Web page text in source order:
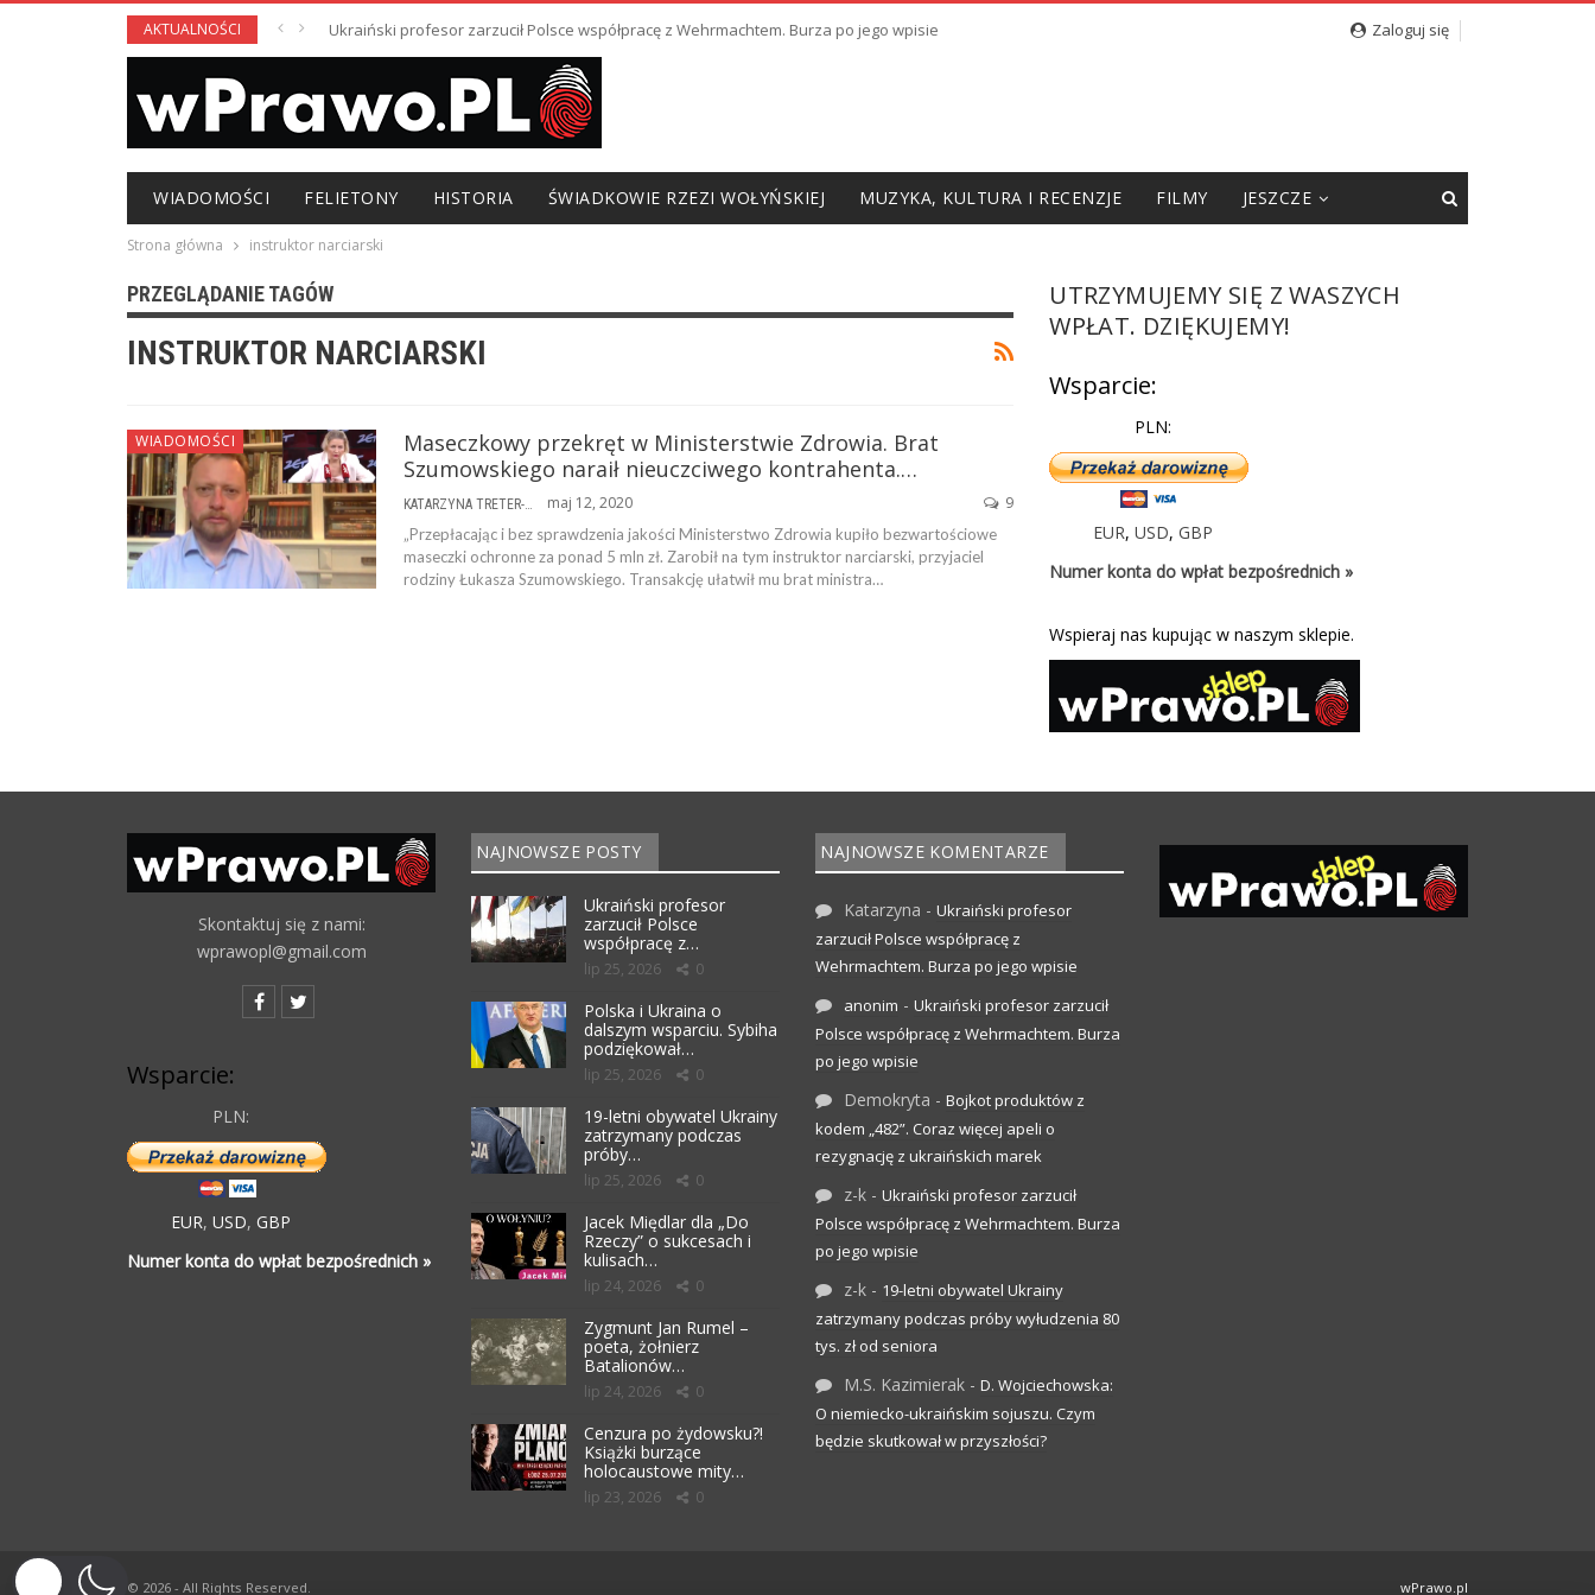
AKTUALNOŚCI Ukraiński profesor zarzucił Polsce współpracę z Wehrmachtem. Burza po jego wpisie Zaloguj się
WIADOMOŚCI FELIETONY HISTORIA ŚWIADKOWIE RZEZI WOŁYŃSKIEJ MUZYKA, KULTURA I RECENZJE FILMY JESZCZE
Strona główna instruktor narciarski
PRZEGLĄDANIE TAGÓW
INSTRUKTOR NARCIARSKI
WIADOMOŚCI
Maseczkowy przekręt w Ministerstwie Zdrowia. Brat
Szumowskiego naraił nieuczciwego kontrahenta.…
maj 12, 2020 9
„Przepłacając i bez sprawdzenia jakości Ministerstwo Zdrowia kupiło bezwartościowe
maseczki ochronne za ponad 5 mln zł. Zarobił na tym instruktor narciarski, przyjaciel
rodziny Łukasza Szumowskiego. Transakcję ułatwił mu brat ministra…
UTRZYMUJEMY SIĘ Z WASZYCH
WPŁAT. DZIĘKUJEMY!
Wsparcie:
PLN:
EUR,USD,GBP
Numer konta do wpłat bezpośrednich »
Wspieraj nas kupując w naszym sklepie.
Skontaktuj się z nami:
wprawopl@gmail.com
Wsparcie:
PLN:
EUR, USD, GBP
Numer konta do wpłat bezpośrednich »
NAJNOWSZE POSTY
Ukraiński profesor
zarzucił Polsce
współpracę z…
lip 25, 2026 0
Polska i Ukraina o
dalszym wsparciu. Sybiha
podziękował…
lip 25, 2026 0
19-letni obywatel Ukrainy
zatrzymany podczas
próby…
lip 25, 2026 0
Jacek Międlar dla „Do
Rzeczy” o sukcesach i
kulisach…
lip 24, 2026 0
Zygmunt Jan Rumel –
poeta, żołnierz
Batalionów…
lip 24, 2026 0
Cenzura po żydowsku?!
Książki burzące
holocaustowe mity…
lip 23, 2026 0
NAJNOWSZE KOMENTARZE
Katarzyna - Ukraiński profesor
zarzucił Polsce współpracę z
Wehrmachtem. Burza po jego wpisie
anonim - Ukraiński profesor zarzucił
Polsce współpracę z Wehrmachtem. Burza
po jego wpisie
Demokryta - Bojkot produktów z
kodem „482”. Coraz więcej apeli o
rezygnację z ukraińskich marek
z-k - Ukraiński profesor zarzucił
Polsce współpracę z Wehrmachtem. Burza
po jego wpisie
z-k - 19-letni obywatel Ukrainy
zatrzymany podczas próby wyłudzenia 80
tys. zł od seniora
M.S. Kazimierak - D. Wojciechowska:
O niemiecko-ukraińskim sojuszu. Czym
będzie skutkował w przyszłości?
© 2026 - All Rights Reserved. wPrawo.pl